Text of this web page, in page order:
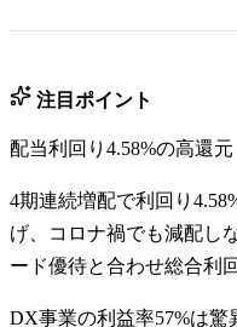
注目ポイント
配当利回り4.58%の高還元
4期連続増配で利回り
げ、コロナ禍でも減配し
ード優待と合わせ総合利
DX事業の利益率57%は驚